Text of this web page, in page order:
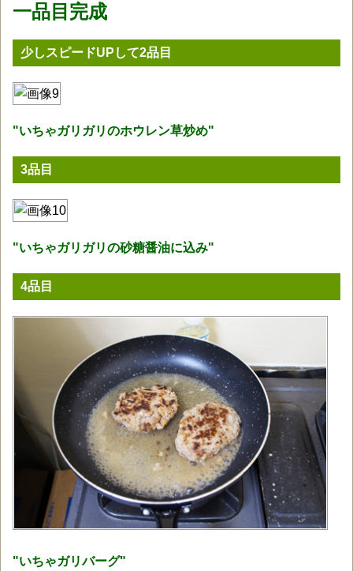
一品目完成
少しスピードUPして2品目
"いちゃガリガリのホウレン草炒め"
3品目
"いちゃガリガリの砂糖醤油に込み"
4品目
"いちゃガリバーグ"